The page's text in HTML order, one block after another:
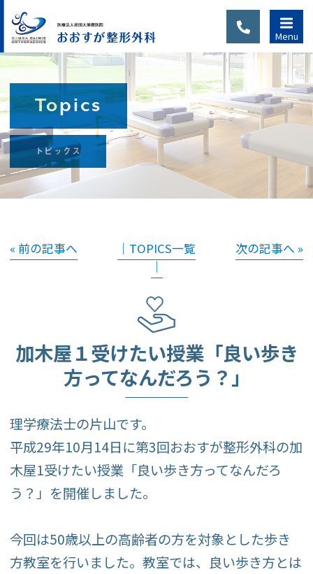
Menu
診察のご
案内
当院は完全予約制で
通院中でも、別の症
状、新たなケガで通
WEB予約・LINE予
約をご利用できま
す。
◆月・火・木・金
13:00～15:00は比較
的スムーズにご案内
できます◆
Topics
トピックス
« 前の記事へ
│TOPICS一覧
│
次の記事へ »
加木屋１受けたい授業「良い歩き
方ってなんだろう？」
理学療法士の片山です。
平成29年10月14日に第3回おおすが整形外科の加
木屋1受けたい授業「良い歩き方ってなんだろ
う？」を開催しました。
今回は50歳以上の高齢者の方を対象とした歩き
方教室を行いました。教室では、良い歩き方とは